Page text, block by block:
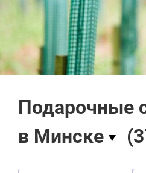
Подарочные
в Минске
(